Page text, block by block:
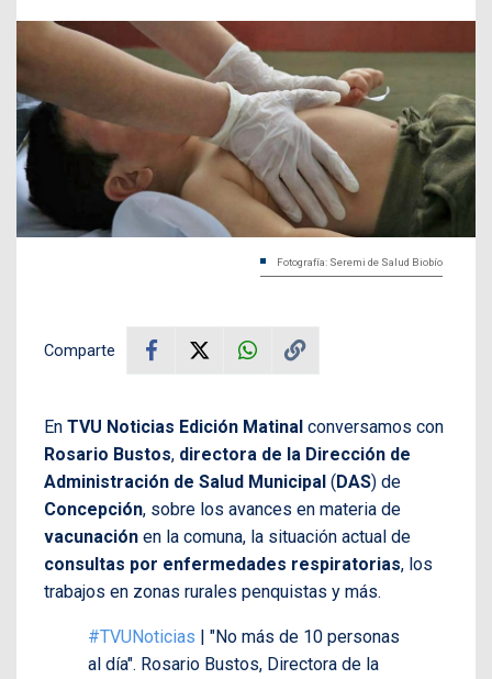
Fotografía: Seremi de Salud Biobío
Comparte
En TVU Noticias Edición Matinal conversamos con
Rosario Bustos, directora de la Dirección de
Administración de Salud Municipal (DAS) de
Concepción, sobre los avances en materia de
vacunación en la comuna, la situación actual de
consultas por enfermedades respiratorias, los
trabajos en zonas rurales penquistas y más.
#TVUNoticias | "No más de 10 personas
al día". Rosario Bustos, Directora de la